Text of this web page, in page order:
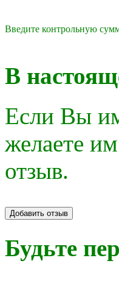
Введите контрольную
В
Если Вы
желаете
отзыв.
Добавить отзыв
Будьте